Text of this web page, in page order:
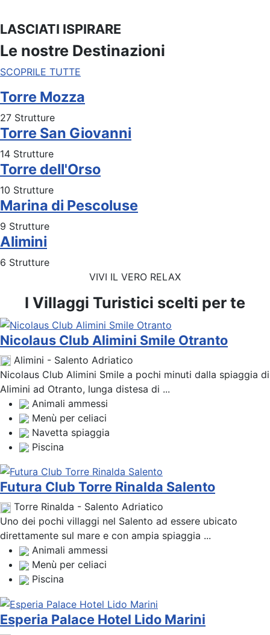
LASCIATI ISPIRARE
Le nostre Destinazioni
SCOPRILE TUTTE
Torre Mozza
27 Strutture
Torre San Giovanni
14 Strutture
Torre dell'Orso
10 Strutture
Marina di Pescoluse
9 Strutture
Alimini
6 Strutture
VIVI IL VERO RELAX
I Villaggi Turistici scelti per te
Nicolaus Club Alimini Smile Otranto
Alimini - Salento Adriatico
Nicolaus Club Alimini Smile a pochi minuti dalla spiaggia di
Alimini ad Otranto, lunga distesa di ...
Animali ammessi
Menù per celiaci
Navetta spiaggia
Piscina
Futura Club Torre Rinalda Salento
Torre Rinalda - Salento Adriatico
Uno dei pochi villaggi nel Salento ad essere ubicato
direttamente sul mare e con ampia spiaggia ...
Animali ammessi
Menù per celiaci
Piscina
Esperia Palace Hotel Lido Marini